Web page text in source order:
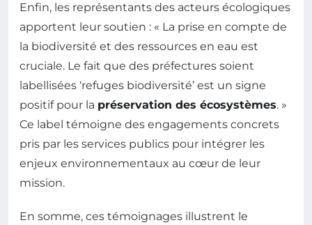
Enfin, les représentants des acteurs écologiques
apportent leur soutien : « La prise en compte de
la biodiversité et des ressources en eau est
cruciale. Le fait que des préfectures soient
labellisées ‘refuges biodiversité’ est un signe
positif pour la préservation des écosystèmes. »
Ce label témoigne des engagements concrets
pris par les services publics pour intégrer les
enjeux environnementaux au cœur de leur
mission.
En somme, ces témoignages illustrent le